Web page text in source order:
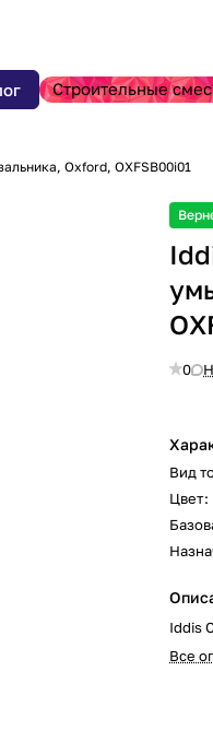
Строительные
Oxford, OXFSB00i01
0
Вид
Цвет:
Iddis
Все